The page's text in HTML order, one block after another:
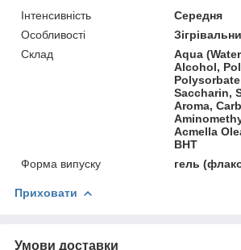
Інтенсивність
Середня
Особливості
Склад
Aqua
Alcohol,
Saccharin,
Aroma,
Acmella
BHT
Форма випуску
гель
Приховати
Умови доставки